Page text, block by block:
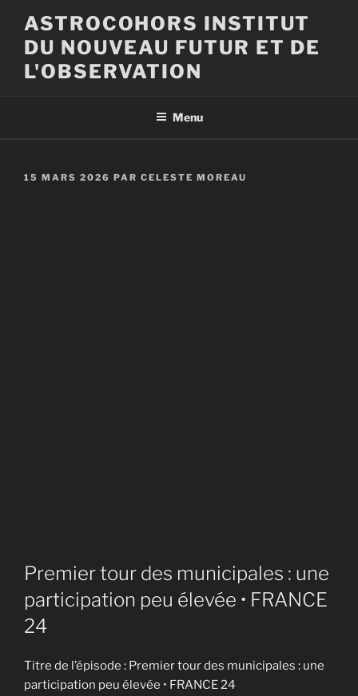
contenu
principal
ASTROCOHORS INSTITUT
DU NOUVEAU FUTUR ET DE
L'OBSERVATION
Menu
PUBLIÉ
15 MARS 2026 PAR CELESTE MOREAU
Premier tour des municipales : une
participation peu élevée • FRANCE
24
Titre de l’épisode : Premier tour des municipales : une
participation peu élevée • FRANCE 24